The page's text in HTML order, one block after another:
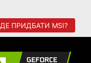
ДЕ ПРИДБАТИ MSI?